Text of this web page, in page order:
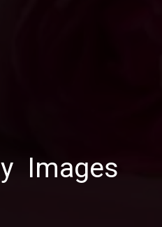
Images